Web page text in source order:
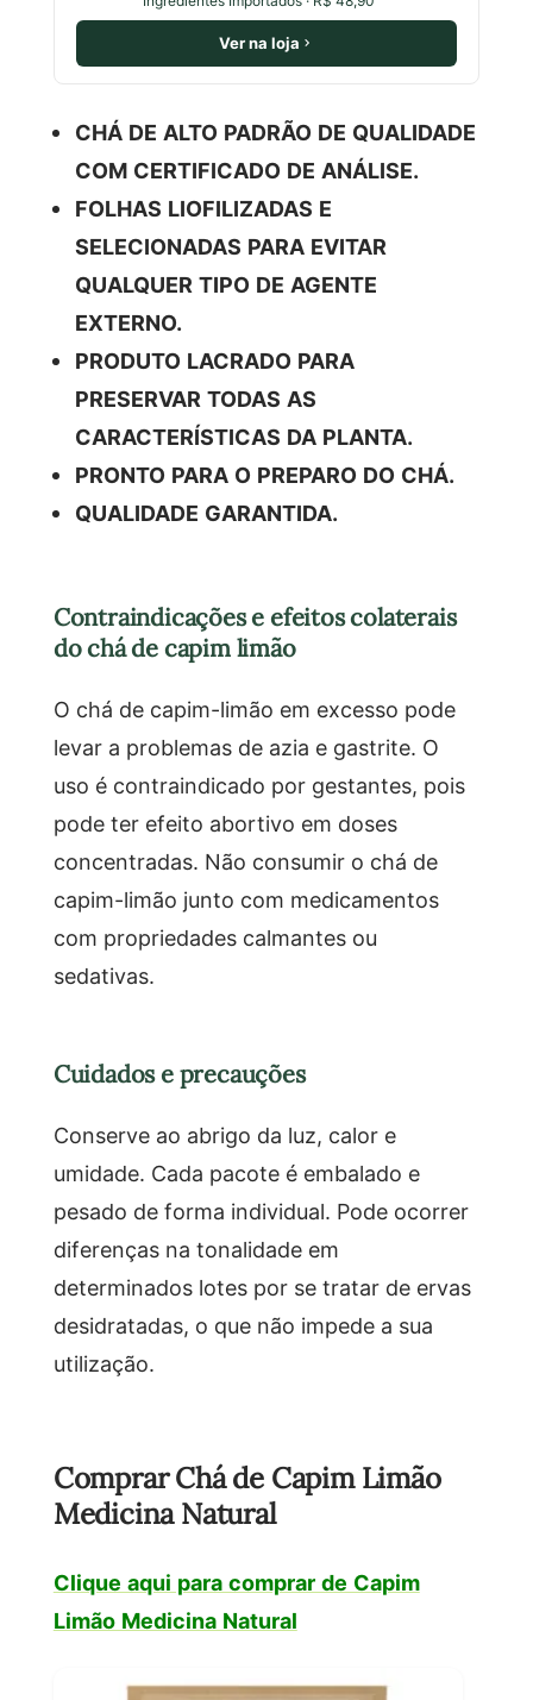
Ver na loja
CHÁ DE ALTO PADRÃO DE QUALIDADE
COM CERTIFICADO DE ANÁLISE.
FOLHAS LIOFILIZADAS E
SELECIONADAS PARA EVITAR
QUALQUER TIPO DE AGENTE
EXTERNO.
PRODUTO LACRADO PARA
PRESERVAR TODAS AS
CARACTERÍSTICAS DA PLANTA.
PRONTO PARA O PREPARO DO CHÁ.
QUALIDADE GARANTIDA.
Contraindicações e efeitos colaterais
do chá de capim limão
O chá de capim-limão em excesso pode
levar a problemas de azia e gastrite. O
uso é contraindicado por gestantes, pois
pode ter efeito abortivo em doses
concentradas. Não consumir o chá de
capim-limão junto com medicamentos
com propriedades calmantes ou
sedativas.
Cuidados e precauções
Conserve ao abrigo da luz, calor e
umidade. Cada pacote é embalado e
pesado de forma individual. Pode ocorrer
diferenças na tonalidade em
determinados lotes por se tratar de ervas
desidratadas, o que não impede a sua
utilização.
Comprar Chá de Capim Limão
Medicina Natural
Clique aqui para comprar de Capim
Limão Medicina Natural